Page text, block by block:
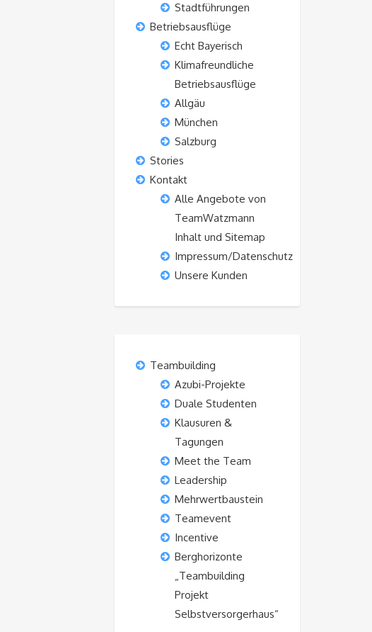
Stadtführungen
Betriebsausflüge
Echt Bayerisch
Klimafreundliche
Betriebsausflüge
Allgäu
München
Salzburg
Stories
Kontakt
Alle Angebote von
TeamWatzmann
Inhalt und Sitemap
Impressum/Datenschutz
Unsere Kunden
Teambuilding
Azubi-Projekte
Duale Studenten
Klausuren &
Tagungen
Meet the Team
Leadership
Mehrwertbaustein
Teamevent
Incentive
Berghorizonte
„Teambuilding
Projekt
Selbstversorgerhaus“